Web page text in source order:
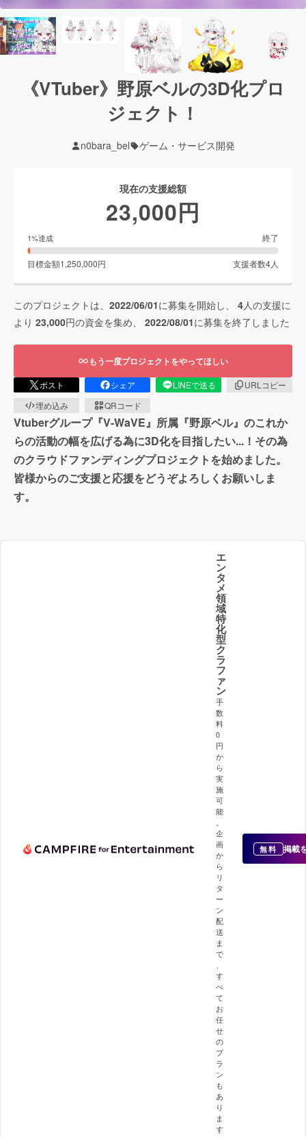
《VTuber》野原ベルの3D化プロ
ジェクト！
n0bara_bel ゲーム・サービス開発
現在の支援総額
23,000円
1%達成 終了
目標金額1,250,000円 支援者数4人
このプロジェクトは、 2022/06/01に募集を開始し、 4人の支援に
より 23,000円の資金を集め、 2022/08/01に募集を終了しました
もう一度プロジェクトをやってほしい
ポスト シェア LINEで送る
URLコピー
埋め込み
QRコード
Vtuberグループ『V-WaVE』所属『野原ベル』のこれか
らの活動の幅を広げる為に3D化を目指したい...！その為
のクラウドファンディングプロジェクトを始めました。
皆様からのご支援と応援をどうぞよろしくお願いしま
す。
エ
ン
タ
メ
領
域
特
化
型
ク
ラ
フ
ァ
ン
手
数
料
0
円
か
ら
実
施
可
能
。
企
画
か
ら
リ
タ
ー
ン
配
送
ま
で
、
す
べ
て
お
任
せ
の
プ
ラ
ン
も
あ
り
ま
す
無料 掲載